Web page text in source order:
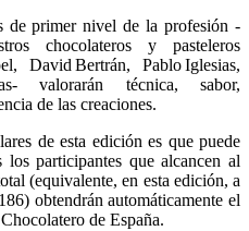
de primer nivel de la profesión -
chocolateros y pasteleros
David Bertrán, Pablo Iglesias,
valorarán técnica, sabor,
de las creaciones.
de esta edición es que puede
participantes que alcancen al
(equivalente, en esta edición, a
obtendrán automáticamente el
de España.